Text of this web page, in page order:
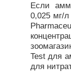
Если
0,025 мг/
Test для
для